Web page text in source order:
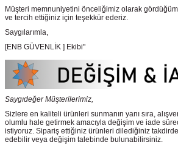
Müşteri memnuniyetini önceliğimiz olarak
ve tercih ettiğiniz için teşekkür ederiz.
Saygılarımla,
[ENB GÜVENLİK ] Ekibi"
Saygıdeğer Müşterilerimiz,
Sizlere en kaliteli ürünleri sunmanın yanı sıra,
olumlu hale getirmek amacıyla değişim ve iade
istiyoruz. Sipariş ettiğiniz ürünleri dilediğiniz
edebilir veya değişim talebinde bulunabilirsiniz.